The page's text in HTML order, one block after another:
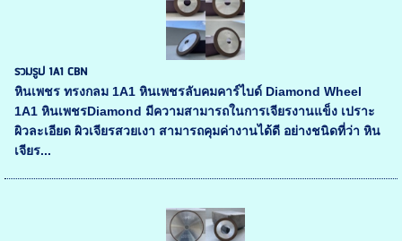
รวมรูป 1A1 CBN
หินเพชร ทรงกลม 1A1 หินเพชรลับคมคาร์ไบด์ Diamond Wheel
1A1 หินเพชรDiamond มีความสามารถในการเจียรงานแข็ง เปราะ
ผิวละเอียด ผิวเจียรสวยเงา สามารถคุมค่างานได้ดี อย่างชนิดที่ว่า หิน
เจียร...